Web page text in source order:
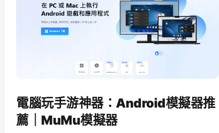
電腦玩手游神器：Android模擬器推
薦｜MuMu模擬器